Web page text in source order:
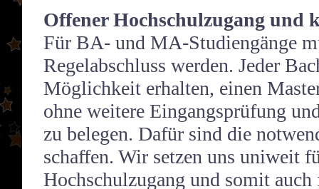
Offener Hochschulzugang und
Für BA- und MA-Studiengänge
Regelabschluss werden. Jeder
Möglichkeit erhalten, einen
ohne weitere Eingangsprüfung
zu belegen. Dafür sind die
schaffen. Wir setzen uns uniweit
Hochschulzugang und somit